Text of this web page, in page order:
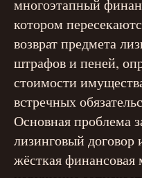
многоэтапный
котором
возврат предмета
штрафов и пеней,
стоимости
встречных
Основная проблема
лизинговый договор
жёсткая финансовая